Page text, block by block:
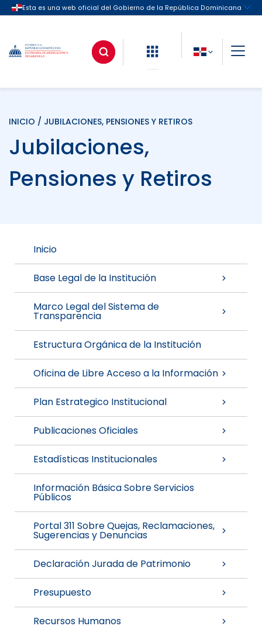
INICIO / JUBILACIONES, PENSIONES Y RETIROS
Jubilaciones,
Pensiones y Retiros
Inicio
Base Legal de la Institución
Marco Legal del Sistema de
Transparencia
Estructura Orgánica de la Institución
Oficina de Libre Acceso a la Información
Plan Estrategico Institucional
Publicaciones Oficiales
Estadísticas Institucionales
Información Básica Sobre Servicios
Públicos
Portal 311 Sobre Quejas, Reclamaciones,
Sugerencias y Denuncias
Declaración Jurada de Patrimonio
Presupuesto
Recursos Humanos